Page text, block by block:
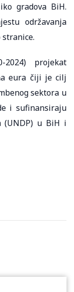
gradova BiH.
održavanja
2024) projekat
eura čiji je cilj
sektora u
i sufinansiraju
(UNDP) u BiH i